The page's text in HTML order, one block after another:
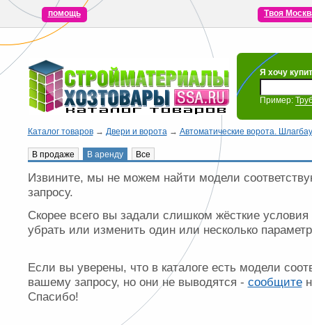
помощь Твоя
Я хочу
Пример:
Каталог товаров→ Двери и ворота→ Автоматические ворота.
В продаже В аренду Все
Извините, мы не можем найти модели
запросу.
Скорее всего вы задали слишком жёсткие
убрать или изменить один или несколько
Если вы уверены, что в каталоге есть модели
вашему запросу, но они не выводятся - сообщите
Спасибо!